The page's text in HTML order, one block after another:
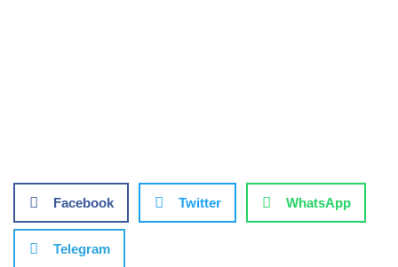
Facebook Twitter WhatsApp
Telegram